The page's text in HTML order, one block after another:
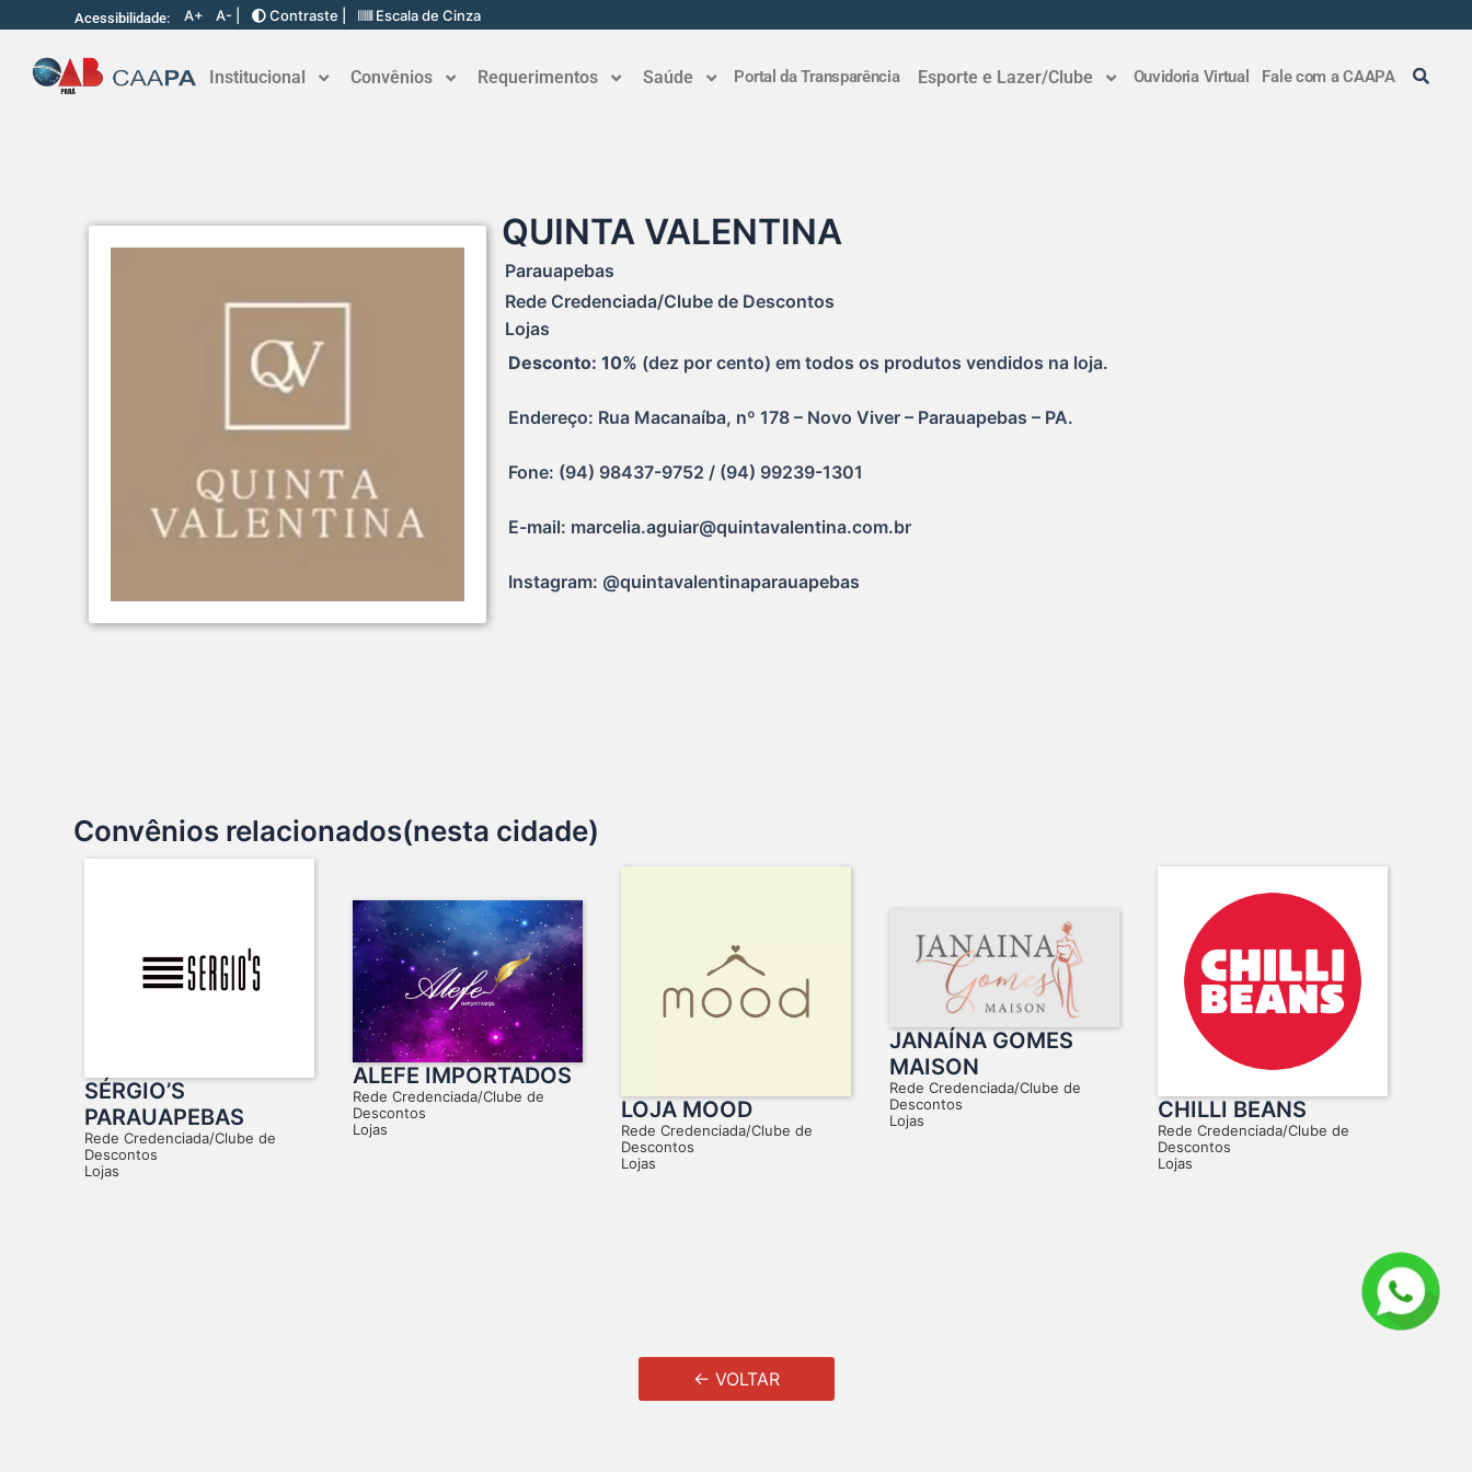
Acessibilidade: A+ A- | Contraste | Escala de Cinza
Institucional Convênios Requerimentos Saúde Portal da Transparência Esporte e Lazer/Clube Ouvidoria Virtual Fale com a CAAPA
QUINTA VALENTINA
Parauapebas
Rede Credenciada/Clube de Descontos
Lojas
Desconto: 10% (dez por cento) em todos os produtos vendidos na loja.
Endereço: Rua Macanaíba, nº 178 – Novo Viver – Parauapebas – PA.
Fone: (94) 98437-9752 / (94) 99239-1301
E-mail: marcelia.aguiar@quintavalentina.com.br
Instagram: @quintavalentinaparauapebas
Convênios relacionados(nesta cidade)
SÉRGIO’S
PARAUAPEBAS
Rede Credenciada/Clube de
Descontos
Lojas
ALEFE IMPORTADOS
Rede Credenciada/Clube de
Descontos
Lojas
LOJA MOOD
Rede Credenciada/Clube de
Descontos
Lojas
JANAÍNA GOMES
MAISON
Rede Credenciada/Clube de
Descontos
Lojas
CHILLI BEANS
Rede Credenciada/Clube de
Descontos
Lojas
← VOLTAR